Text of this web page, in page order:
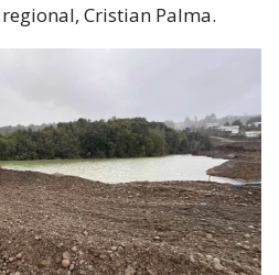
Cristian Palma.